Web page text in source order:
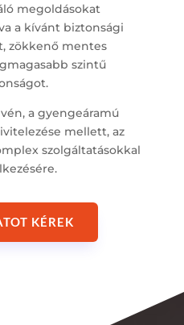
megoldásokat
a kívánt biztonsági
zökkenő mentes
szintű
a gyengeáramú
mellett, az
szolgáltatásokkal
KÉREK